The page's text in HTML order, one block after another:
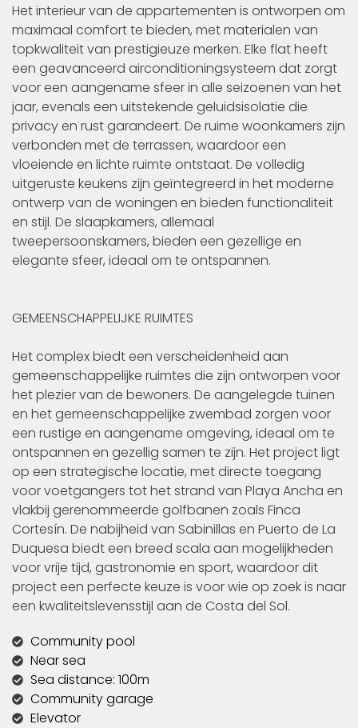
Het interieur van de appartementen is ontworpen om
maximaal comfort te bieden, met materialen van
topkwaliteit van prestigieuze merken. Elke flat heeft
een geavanceerd airconditioningsysteem dat zorgt
voor een aangename sfeer in alle seizoenen van het
jaar, evenals een uitstekende geluidsisolatie die
privacy en rust garandeert. De ruime woonkamers zijn
verbonden met de terrassen, waardoor een
vloeiende en lichte ruimte ontstaat. De volledig
uitgeruste keukens zijn geïntegreerd in het moderne
ontwerp van de woningen en bieden functionaliteit
en stijl. De slaapkamers, allemaal
tweepersoonskamers, bieden een gezellige en
elegante sfeer, ideaal om te ontspannen.
GEMEENSCHAPPELIJKE RUIMTES
Het complex biedt een verscheidenheid aan
gemeenschappelijke ruimtes die zijn ontworpen voor
het plezier van de bewoners. De aangelegde tuinen
en het gemeenschappelijke zwembad zorgen voor
een rustige en aangename omgeving, ideaal om te
ontspannen en gezellig samen te zijn. Het project ligt
op een strategische locatie, met directe toegang
voor voetgangers tot het strand van Playa Ancha en
vlakbij gerenommeerde golfbanen zoals Finca
Cortesín. De nabijheid van Sabinillas en Puerto de La
Duquesa biedt een breed scala aan mogelijkheden
voor vrije tijd, gastronomie en sport, waardoor dit
project een perfecte keuze is voor wie op zoek is naar
een kwaliteitslevensstijl aan de Costa del Sol.
Community pool
Near sea
Sea distance: 100m
Community garage
Elevator